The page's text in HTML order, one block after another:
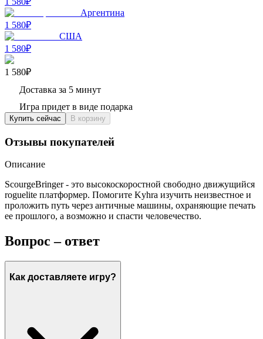
Аргентина
1 580₽
США
1 580₽
1 580₽
Доставка за 5 минут
Игра придет в виде подарка
Купить сейчас В корзину
Отзывы покупателей
Описание
ScourgeBringer - это высокоскоростной свободно движущийся
roguelite платформер. Помогите Kyhra изучить неизвестное и
проложить путь через античные машины, охраняющие печать
ее прошлого, а возможно и спасти человечество.
Вопрос – ответ
Как доставляете игру?